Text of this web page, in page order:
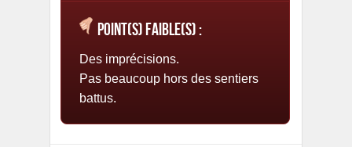
Point(s) faible(s) :
Des imprécisions.
Pas beaucoup hors des sentiers
battus.